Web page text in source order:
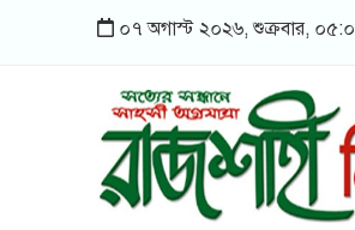
০৭ অগাস্ট ২০২৬, শুক্রবার,